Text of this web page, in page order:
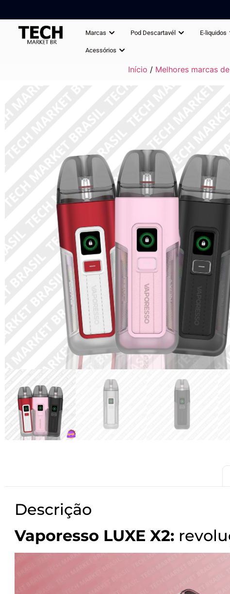
Marcas Pod Descartavél E-liquidos
Acessórios
Início / Melhores marcas
Descrição
Vaporesso LUXE X2: